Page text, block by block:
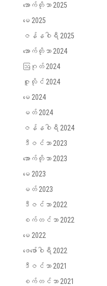
အောက်တိုဘာ 2025
မေ 2025
ဇန်နဝါရီ 2025
အောက်တိုဘာ 2024
ဩဂုတ် 2024
ဇူလိုင် 2024
မေ 2024
မတ် 2024
ဇန်နဝါရီ 2024
ဒီဇင်ဘာ 2023
အောက်တိုဘာ 2023
မေ 2023
မတ် 2023
ဒီဇင်ဘာ 2022
စက်တင်ဘာ 2022
မေ 2022
ဖေ‌ဖော်ဝါရီ 2022
ဒီဇင်ဘာ 2021
စက်တင်ဘာ 2021